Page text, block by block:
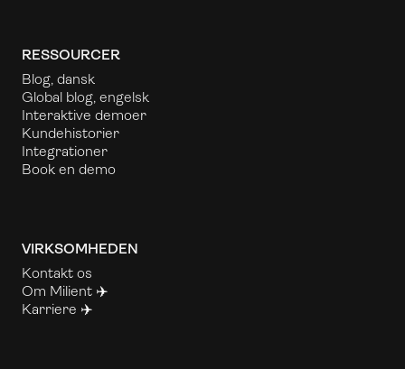
RESSOURCER
Blog, dansk
Global blog, engelsk
Interaktive demoer
Kundehistorier
Integrationer
Book en demo
VIRKSOMHEDEN
Kontakt os
Om Milient ✈️
Karriere ✈️